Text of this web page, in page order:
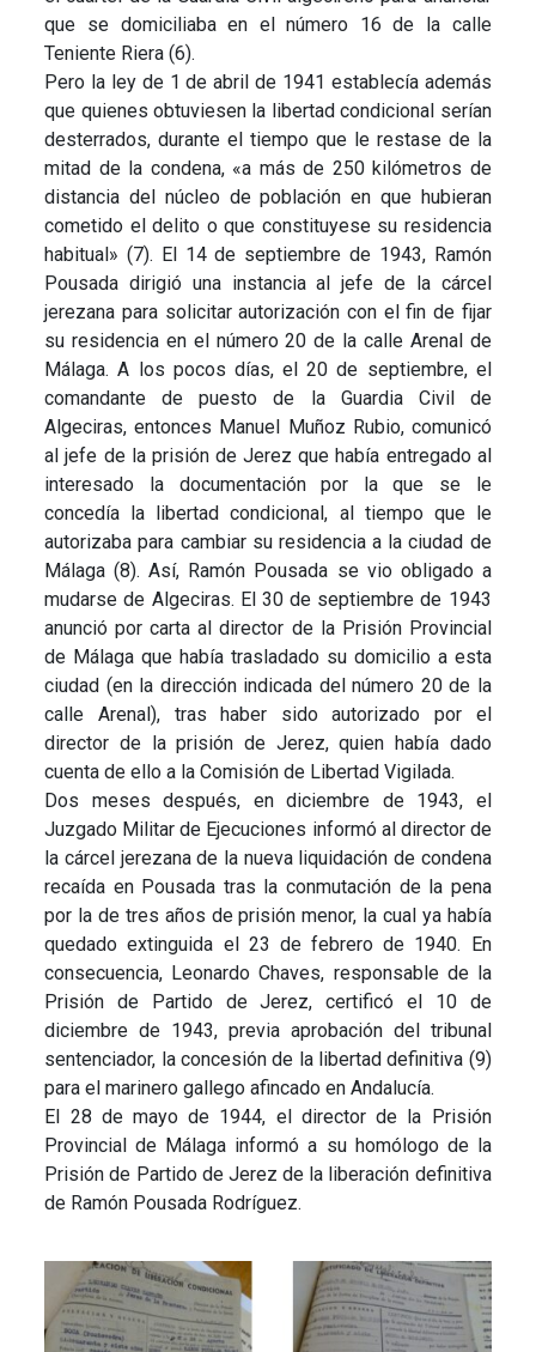
que se domiciliaba en el número 16 de la calle
Teniente Riera (6).
Pero la ley de 1 de abril de 1941 establecía además
que quienes obtuviesen la libertad condicional serían
desterrados, durante el tiempo que le restase de la
mitad de la condena, «a más de 250 kilómetros de
distancia del núcleo de población en que hubieran
cometido el delito o que constituyese su residencia
habitual» (7). El 14 de septiembre de 1943, Ramón
Pousada dirigió una instancia al jefe de la cárcel
jerezana para solicitar autorización con el fin de fijar
su residencia en el número 20 de la calle Arenal de
Málaga. A los pocos días, el 20 de septiembre, el
comandante de puesto de la Guardia Civil de
Algeciras, entonces Manuel Muñoz Rubio, comunicó
al jefe de la prisión de Jerez que había entregado al
interesado la documentación por la que se le
concedía la libertad condicional, al tiempo que le
autorizaba para cambiar su residencia a la ciudad de
Málaga (8). Así, Ramón Pousada se vio obligado a
mudarse de Algeciras. El 30 de septiembre de 1943
anunció por carta al director de la Prisión Provincial
de Málaga que había trasladado su domicilio a esta
ciudad (en la dirección indicada del número 20 de la
calle Arenal), tras haber sido autorizado por el
director de la prisión de Jerez, quien había dado
cuenta de ello a la Comisión de Libertad Vigilada.
Dos meses después, en diciembre de 1943, el
Juzgado Militar de Ejecuciones informó al director de
la cárcel jerezana de la nueva liquidación de condena
recaída en Pousada tras la conmutación de la pena
por la de tres años de prisión menor, la cual ya había
quedado extinguida el 23 de febrero de 1940. En
consecuencia, Leonardo Chaves, responsable de la
Prisión de Partido de Jerez, certificó el 10 de
diciembre de 1943, previa aprobación del tribunal
sentenciador, la concesión de la libertad definitiva (9)
para el marinero gallego afincado en Andalucía.
El 28 de mayo de 1944, el director de la Prisión
Provincial de Málaga informó a su homólogo de la
Prisión de Partido de Jerez de la liberación definitiva
de Ramón Pousada Rodríguez.